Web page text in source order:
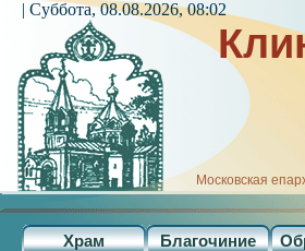
Московская
Храм Благочиние
| Суббота, 08.08.2026, 08:02